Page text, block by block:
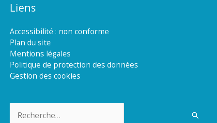
Liens
Accessibilité : non conforme
Plan du site
Mentions légales
Politique de protection des données
Gestion des cookies